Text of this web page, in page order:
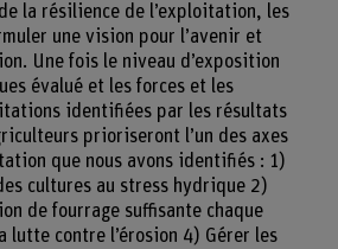
la résilience de l’exploitation, les
une vision pour l’avenir et
Une fois le niveau d’exposition
évalué et les forces et les
identifiées par les résultats
prioriseront l’un des axes
que nous avons identifiés : 1)
cultures au stress hydrique 2)
de fourrage suffisante chaque
lutte contre l’érosion 4) Gérer les